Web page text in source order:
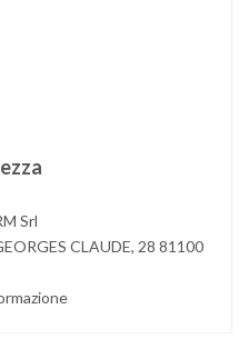
Srl
CLAUDE, 28 81100